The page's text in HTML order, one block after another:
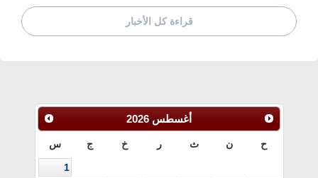
قراءة كل الأخبار
أغسطس 2026
ح ن ث ر خ ج س
1